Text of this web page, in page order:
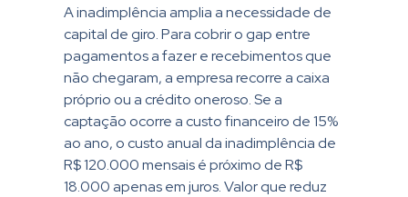
A inadimplência amplia a necessidade de
capital de giro. Para cobrir o gap entre
pagamentos a fazer e recebimentos que
não chegaram, a empresa recorre a caixa
próprio ou a crédito oneroso. Se a
captação ocorre a custo financeiro de 15%
ao ano, o custo anual da inadimplência de
R$ 120.000 mensais é próximo de R$
18.000 apenas em juros. Valor que reduz